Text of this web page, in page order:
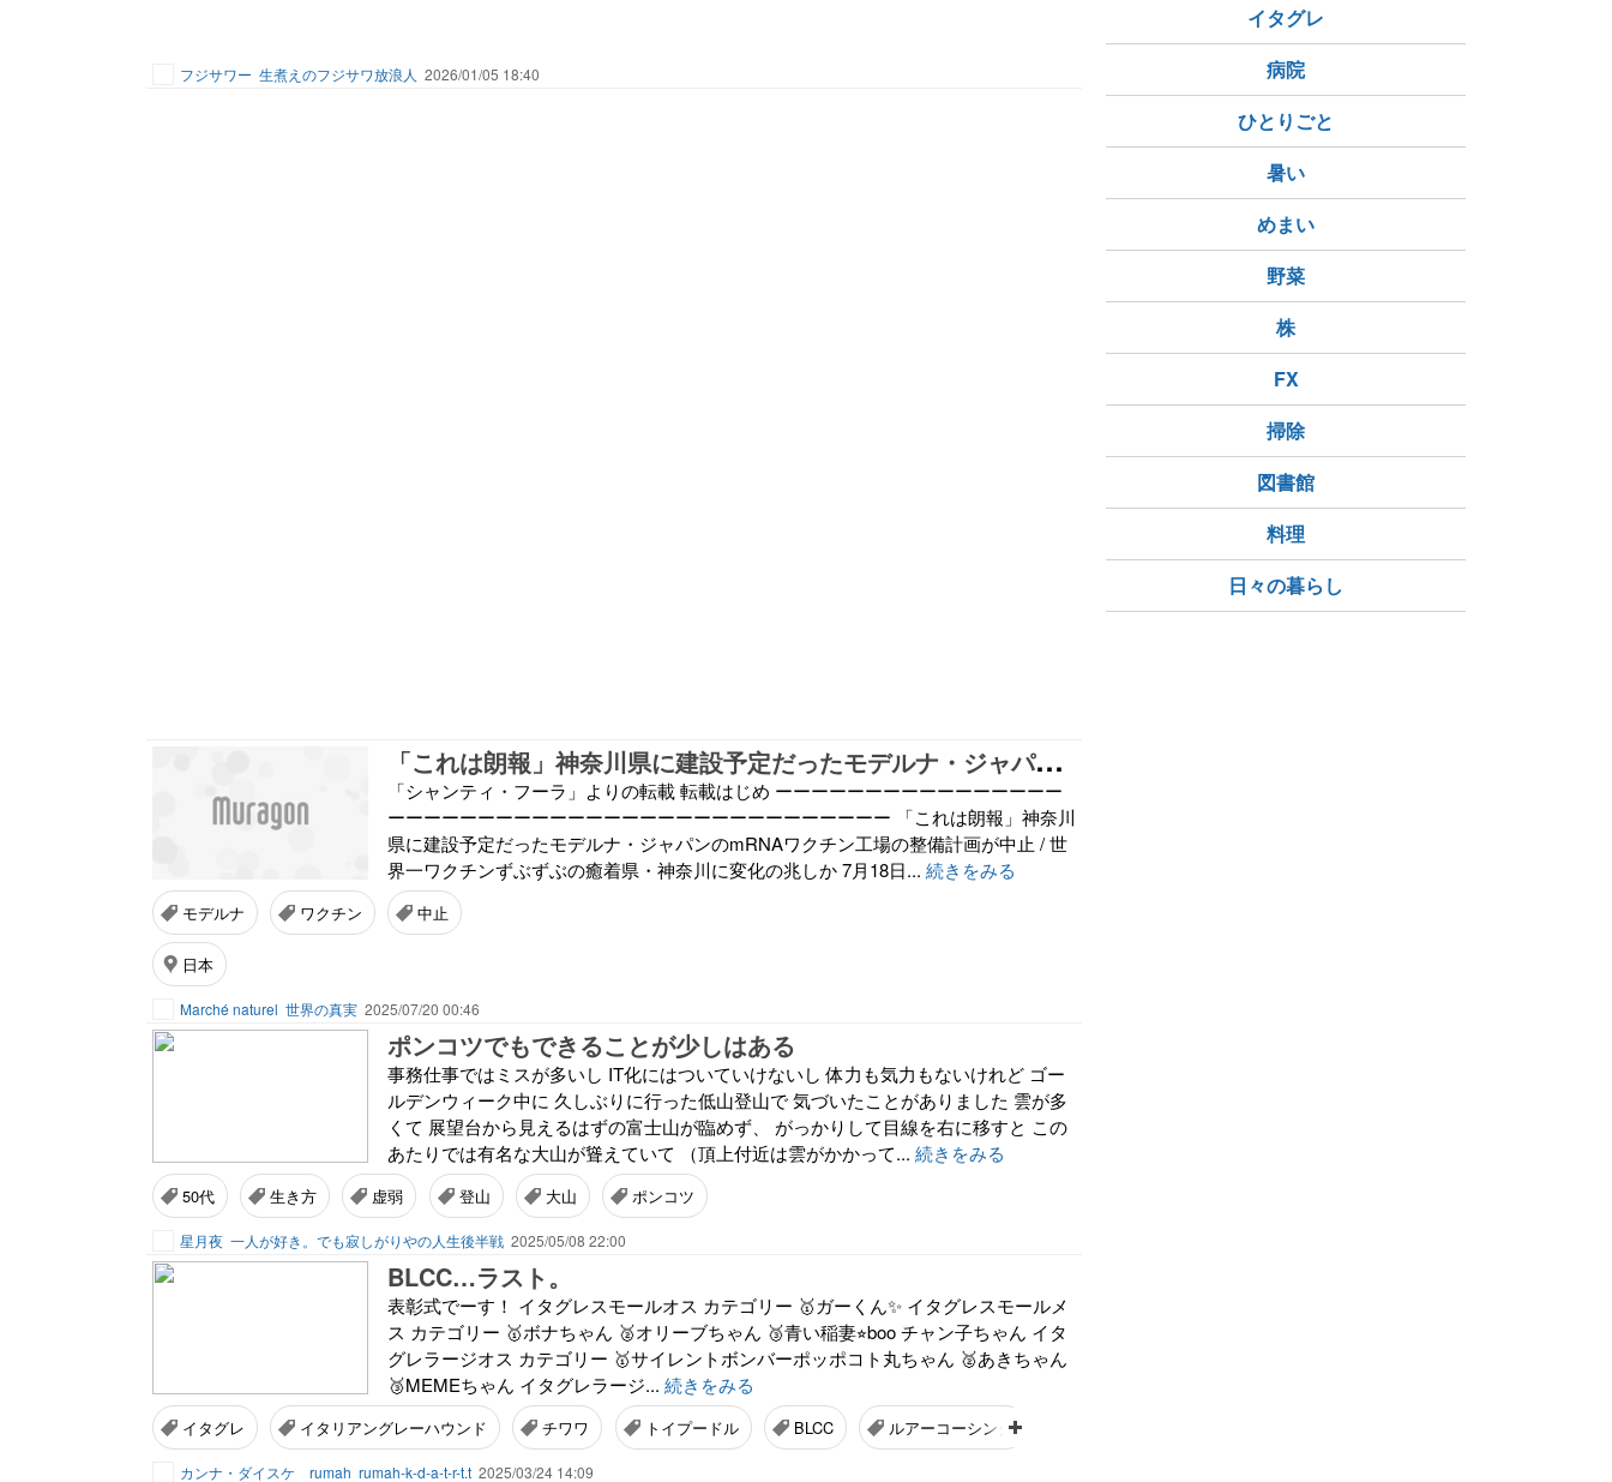
フジサワー 生煮えのフジサワ放浪人 2026/01/05 18:40
「
これは朗報」神奈川県に建設予定だったモデルナ・ジャパンのmRNAワクチン工場の整備計画が中止 / 世界一ワクチンずぶずぶの癒着県・神奈川に変化の兆しか
「シャンティ・フーラ」よりの転載 転載はじめ ーーーーーーーーーーーーーーーー
ーーーーーーーーーーーーーーーーーーーーーーーーーーーー 「これは朗報」神奈川
県に建設予定だったモデルナ・ジャパンのmRNAワクチン工場の整備計画が中止 / 世
界一ワクチンずぶずぶの癒着県・神奈川に変化の兆しか 7月18日... 続きをみる
モデルナ ワクチン 中止
日本
Marché naturel 世界の真実 2025/07/20 00:46
ポンコツでもできることが少しはある
事務仕事ではミスが多いし IT化にはついていけないし 体力も気力もないけれど ゴー
ルデンウィーク中に 久しぶりに行った低山登山で 気づいたことがありました 雲が多
くて 展望台から見えるはずの富士山が臨めず、 がっかりして目線を右に移すと この
あたりでは有名な大山が聳えていて （頂上付近は雲がかかって... 続きをみる
50代 生き方 虚弱 登山 大山 ポンコツ
星月夜 一人が好き。でも寂しがりやの人生後半戦 2025/05/08 22:00
BLCC…ラスト。
表彰式でーす！ イタグレスモールオス カテゴリー 🥇ガーくん✨ イタグレスモールメ
ス カテゴリー 🥇ボナちゃん 🥈オリーブちゃん 🥉青い稲妻⭐︎boo チャン子ちゃん イタ
グレラージオス カテゴリー 🥇サイレントボンバーポッポコト丸ちゃん 🥈あきちゃん
🥉MEMEちゃん イタグレラージ... 続きをみる
イタグレ イタリアングレーハウンド チワワ トイプードル BLCC ルアーコーシング
カンナ・ダイスケ rumah rumah-k-d-a-t-r-t.t 2025/03/24 14:09
イタグレ
病院
ひとりごと
暑い
めまい
野菜
株
FX
掃除
図書館
料理
日々の暮らし